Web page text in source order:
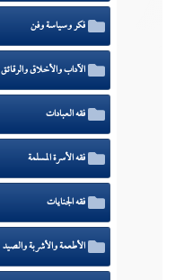
فكر وسياسة وفن
الآداب والأخلاق والرقائق
فقه العبادات
فقه الأسرة المسلمة
فقه الجنايات
الأطعمة والأشربة والصيد